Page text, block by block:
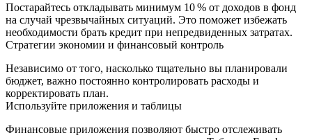
Постарайтесь откладывать минимум 10 % от доходов в фонд
на случай чрезвычайных ситуаций. Это поможет избежать
необходимости брать кредит при непредвиденных затратах.
Стратегии экономии и финансовый контроль
Независимо от того, насколько тщательно вы планировали
бюджет, важно постоянно контролировать расходы и
корректировать план.
Используйте приложения и таблицы
Финансовые приложения позволяют быстро отслеживать